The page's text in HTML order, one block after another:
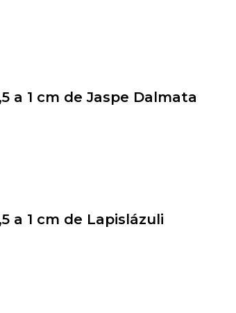
a 1 cm de Jaspe Dalmata
a 1 cm de Lapislázuli